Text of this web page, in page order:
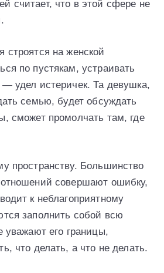
считает, что в этой сфере не
строятся на женской
по пустякам, устраивать
удел истеричек. Та девушка,
семью, будет обсуждать
сможет промолчать там, где
пространству. Большинство
совершают ошибку,
к неблагоприятному
заполнить собой всю
уважают его границы,
что делать, а что не делать.